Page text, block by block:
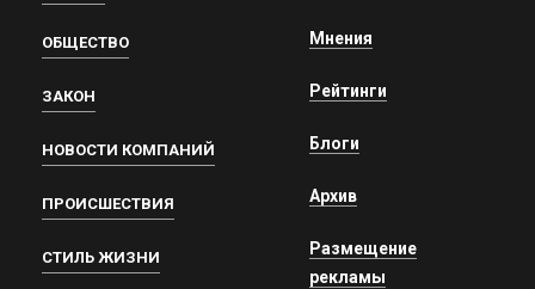
ОБЩЕСТВО
ЗАКОН
НОВОСТИ КОМПАНИЙ
ПРОИСШЕСТВИЯ
СТИЛЬ ЖИЗНИ
Мнения
Рейтинги
Блоги
Архив
Размещение
рекламы